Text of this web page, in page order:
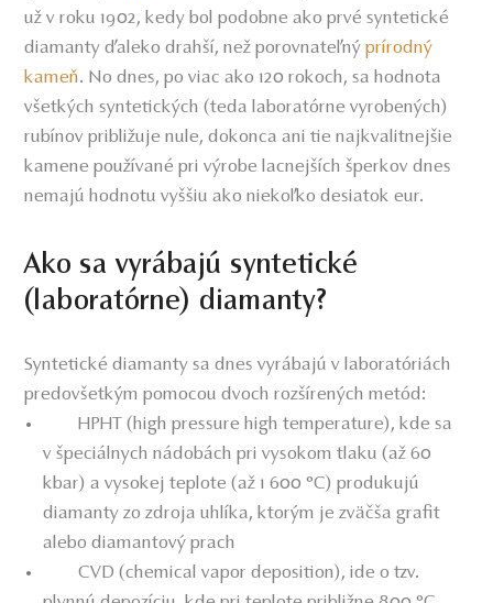
už v roku 1902, kedy bol podobne ako prvé syntetické
diamanty ďaleko drahší, než porovnateľný prírodný
kameň. No dnes, po viac ako 120 rokoch, sa hodnota
všetkých syntetických (teda laboratórne vyrobených)
rubínov približuje nule, dokonca ani tie najkvalitnejšie
kamene používané pri výrobe lacnejších šperkov dnes
nemajú hodnotu vyššiu ako niekoľko desiatok eur.
Ako sa vyrábajú syntetické
(laboratórne) diamanty?
Syntetické diamanty sa dnes vyrábajú v laboratóriách
predovšetkým pomocou dvoch rozšírených metód:
HPHT (high pressure high temperature), kde sa
v špeciálnych nádobách pri vysokom tlaku (až 60
kbar) a vysokej teplote (až 1 600 °C) produkujú
diamanty zo zdroja uhlíka, ktorým je zväčša grafit
alebo diamantový prach
CVD (chemical vapor deposition), ide o tzv.